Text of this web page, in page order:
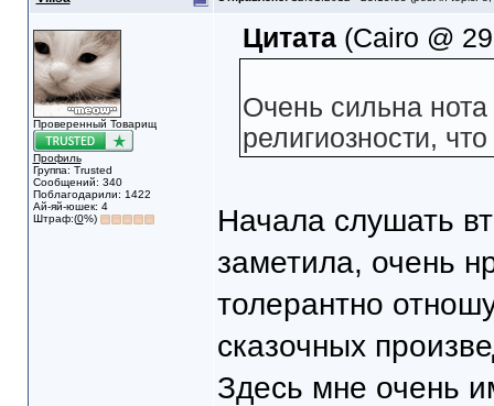
Проверенный Товарищ
Профиль
Группа: Trusted
Сообщений: 340
Поблагодарили: 1422
Ай-яй-юшек: 4
Штраф:(0%)
Цитата(Cairo @
Очень сильна нота
религиозности,
Начала слушать
заметила, очень
толерантно
сказочных
Здесь мне очень